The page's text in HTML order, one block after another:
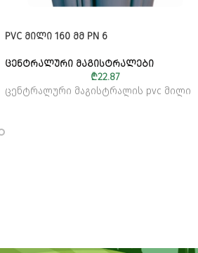
PVC ᲛᲘᲚᲘ 160 ᲛᲛ PN 6
ᲪᲔᲜᲢᲠᲐᲚᲣᲠᲘ ᲛᲐᲒᲘᲡᲢᲠᲐᲚᲔᲑᲘ
₾22.87
ცენტრალური მაგისტრალის pvc მილი